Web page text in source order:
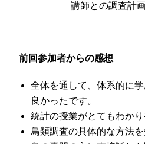
講師との調査計
前回参加者からの感想
全体を通して、体系的に
良かったです。
統計の授業がとてもわかり
鳥類調査の具体的な方法を